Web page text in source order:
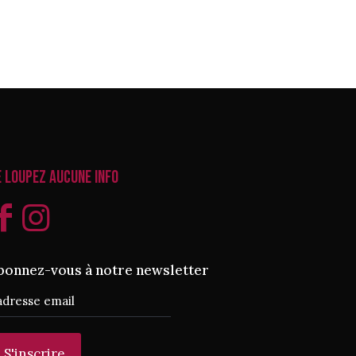
loupez aucune info
vous à notre newsletter